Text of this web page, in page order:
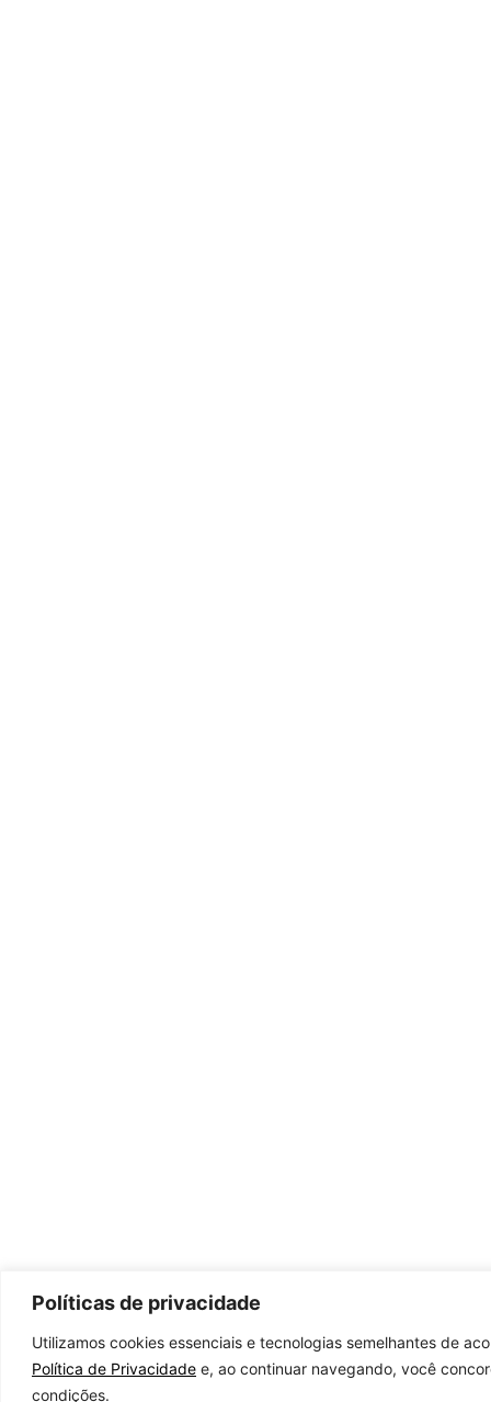
Políticas de privacidade
Utilizamos cookies essenciais e tecnologias semelhantes de
Política de Privacidade e, ao continuar navegando, você
condições.